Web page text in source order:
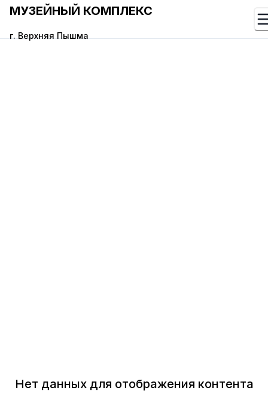
МУЗЕЙНЫЙ КОМПЛЕКС
г. Верхняя Пышма
Нет данных для отображения контента